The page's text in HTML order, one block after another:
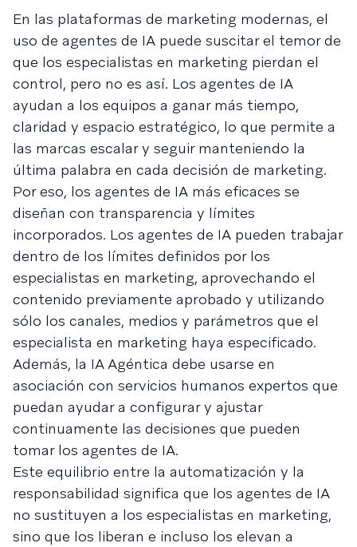
En las plataformas de marketing modernas, el
uso de agentes de IA puede suscitar el temor de
que los especialistas en marketing pierdan el
control, pero no es así. Los agentes de IA
ayudan a los equipos a ganar más tiempo,
claridad y espacio estratégico, lo que permite a
las marcas escalar y seguir manteniendo la
última palabra en cada decisión de marketing.
Por eso, los agentes de IA más eficaces se
diseñan con transparencia y límites
incorporados. Los agentes de IA pueden trabajar
dentro de los límites definidos por los
especialistas en marketing, aprovechando el
contenido previamente aprobado y utilizando
sólo los canales, medios y parámetros que el
especialista en marketing haya especificado.
Además, la IA Agéntica debe usarse en
asociación con servicios humanos expertos que
puedan ayudar a configurar y ajustar
continuamente las decisiones que pueden
tomar los agentes de IA.
Este equilibrio entre la automatización y la
responsabilidad significa que los agentes de IA
no sustituyen a los especialistas en marketing,
sino que los liberan e incluso los elevan a